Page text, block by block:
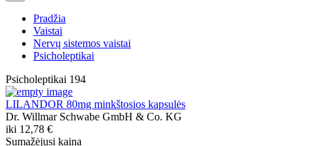
Pradžia
Vaistai
Nervų sistemos vaistai
Psicholeptikai
Psicholeptikai 194
LILANDOR 80mg minkštosios kapsulės
Dr. Willmar Schwabe GmbH & Co. KG
iki 12,78 €
Sumažėjusi kaina